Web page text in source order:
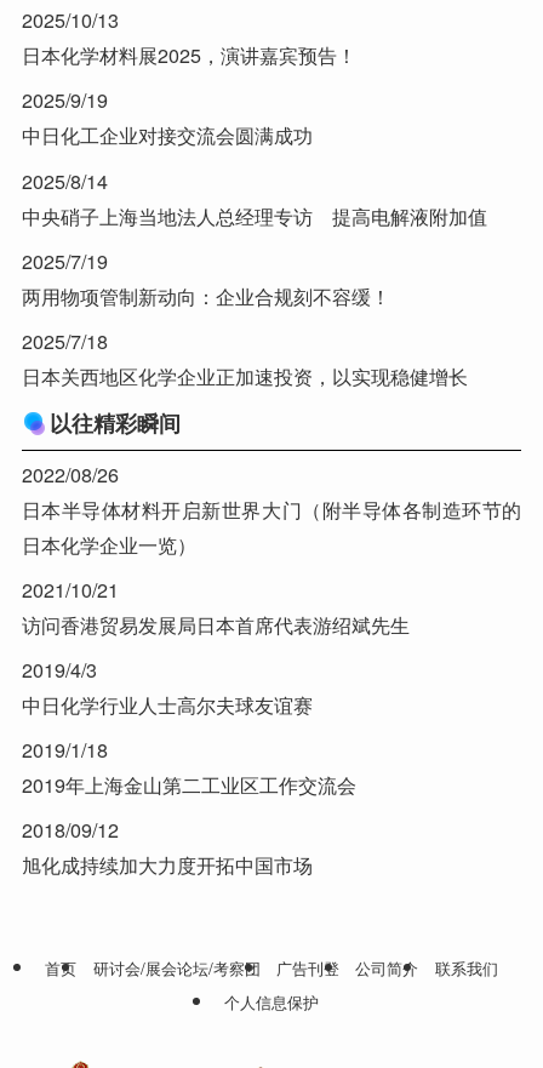
2025/10/13
日本化学材料展2025，演讲嘉宾预告！
2025/9/19
中日化工企业对接交流会圆满成功
2025/8/14
中央硝子上海当地法人总经理专访 提高电解液附加值
2025/7/19
两用物项管制新动向：企业合规刻不容缓！
2025/7/18
日本关西地区化学企业正加速投资，以实现稳健增长
以往精彩瞬间
2022/08/26
日本半导体材料开启新世界大门（附半导体各制造环节的
日本化学企业一览）
2021/10/21
访问香港贸易发展局日本首席代表游绍斌先生
2019/4/3
中日化学行业人士高尔夫球友谊赛
2019/1/18
2019年上海金山第二工业区工作交流会
2018/09/12
旭化成持续加大力度开拓中国市场
首页 研讨会/展会论坛/考察团 广告刊登 公司简介
联系我们
个人信息保护